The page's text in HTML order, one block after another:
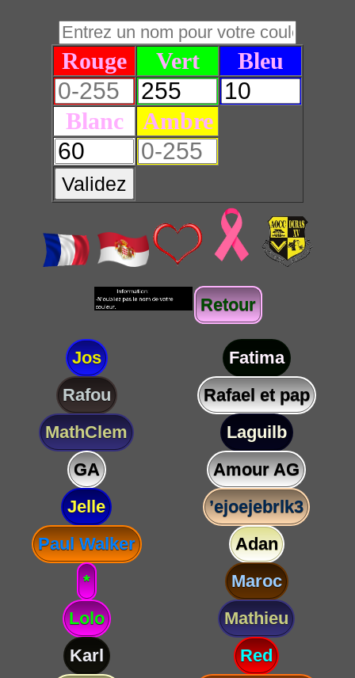
Rouge Vert Bleu
Blanc Ambre
Validez
Retour
Jos
Fatima
Rafou
Rafael et pap
MathClem
Laguilb
GA
Amour AG
Jelle
’ejoejebrlk3
Paul Walker
Adan
*
Maroc
Lolo
Mathieu
Karl
Red